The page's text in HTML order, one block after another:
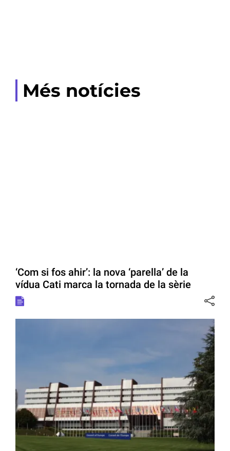
Més notícies
‘Com si fos ahir’: la nova ‘parella’ de la
vídua Cati marca la tornada de la sèrie